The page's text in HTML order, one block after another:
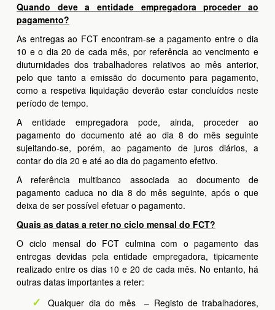
Quando deve a entidade empregadora proceder ao
pagamento?
As entregas ao FCT encontram-se a pagamento entre o dia
10 e o dia 20 de cada mês, por referência ao vencimento e
diuturnidades dos trabalhadores relativos ao mês anterior,
pelo que tanto a emissão do documento para pagamento,
como a respetiva liquidação deverão estar concluídos neste
período de tempo.
A entidade empregadora pode, ainda, proceder ao
pagamento do documento até ao dia 8 do mês seguinte
sujeitando-se, porém, ao pagamento de juros diários, a
contar do dia 20 e até ao dia do pagamento efetivo.
A referência multibanco associada ao documento de
pagamento caduca no dia 8 do mês seguinte, após o que
deixa de ser possível efetuar o pagamento.
Quais as datas a reter no ciclo mensal do FCT?
O ciclo mensal do FCT culmina com o pagamento das
entregas devidas pela entidade empregadora, tipicamente
realizado entre os dias 10 e 20 de cada mês. No entanto, há
outras datas importantes a reter:
Qualquer dia do mês – Registo de trabalhadores,